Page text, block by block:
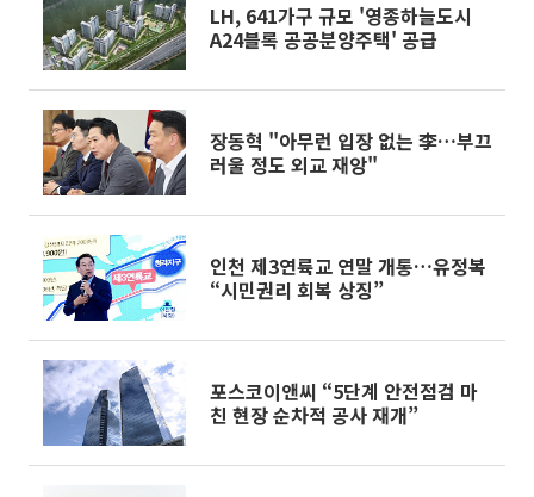
LH, 641가구 규모 '영종하늘도시
A24블록 공공분양주택' 공급
장동혁 "아무런 입장 없는 李…부끄
러울 정도 외교 재앙"
인천 제3연륙교 연말 개통…유정복
“시민권리 회복 상징”
포스코이앤씨 “5단계 안전점검 마
친 현장 순차적 공사 재개”